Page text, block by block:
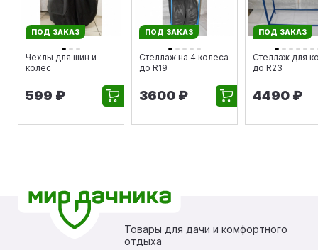
ПОД ЗАКАЗ
Чехлы для шин и
колёс
599 ₽
ПОД ЗАКАЗ
Стеллаж на 4 колеса
до R19
3600 ₽
ПОД ЗАКАЗ
Стеллаж для
до R23
4490 ₽
Товары для дачи и комфортного
отдыха